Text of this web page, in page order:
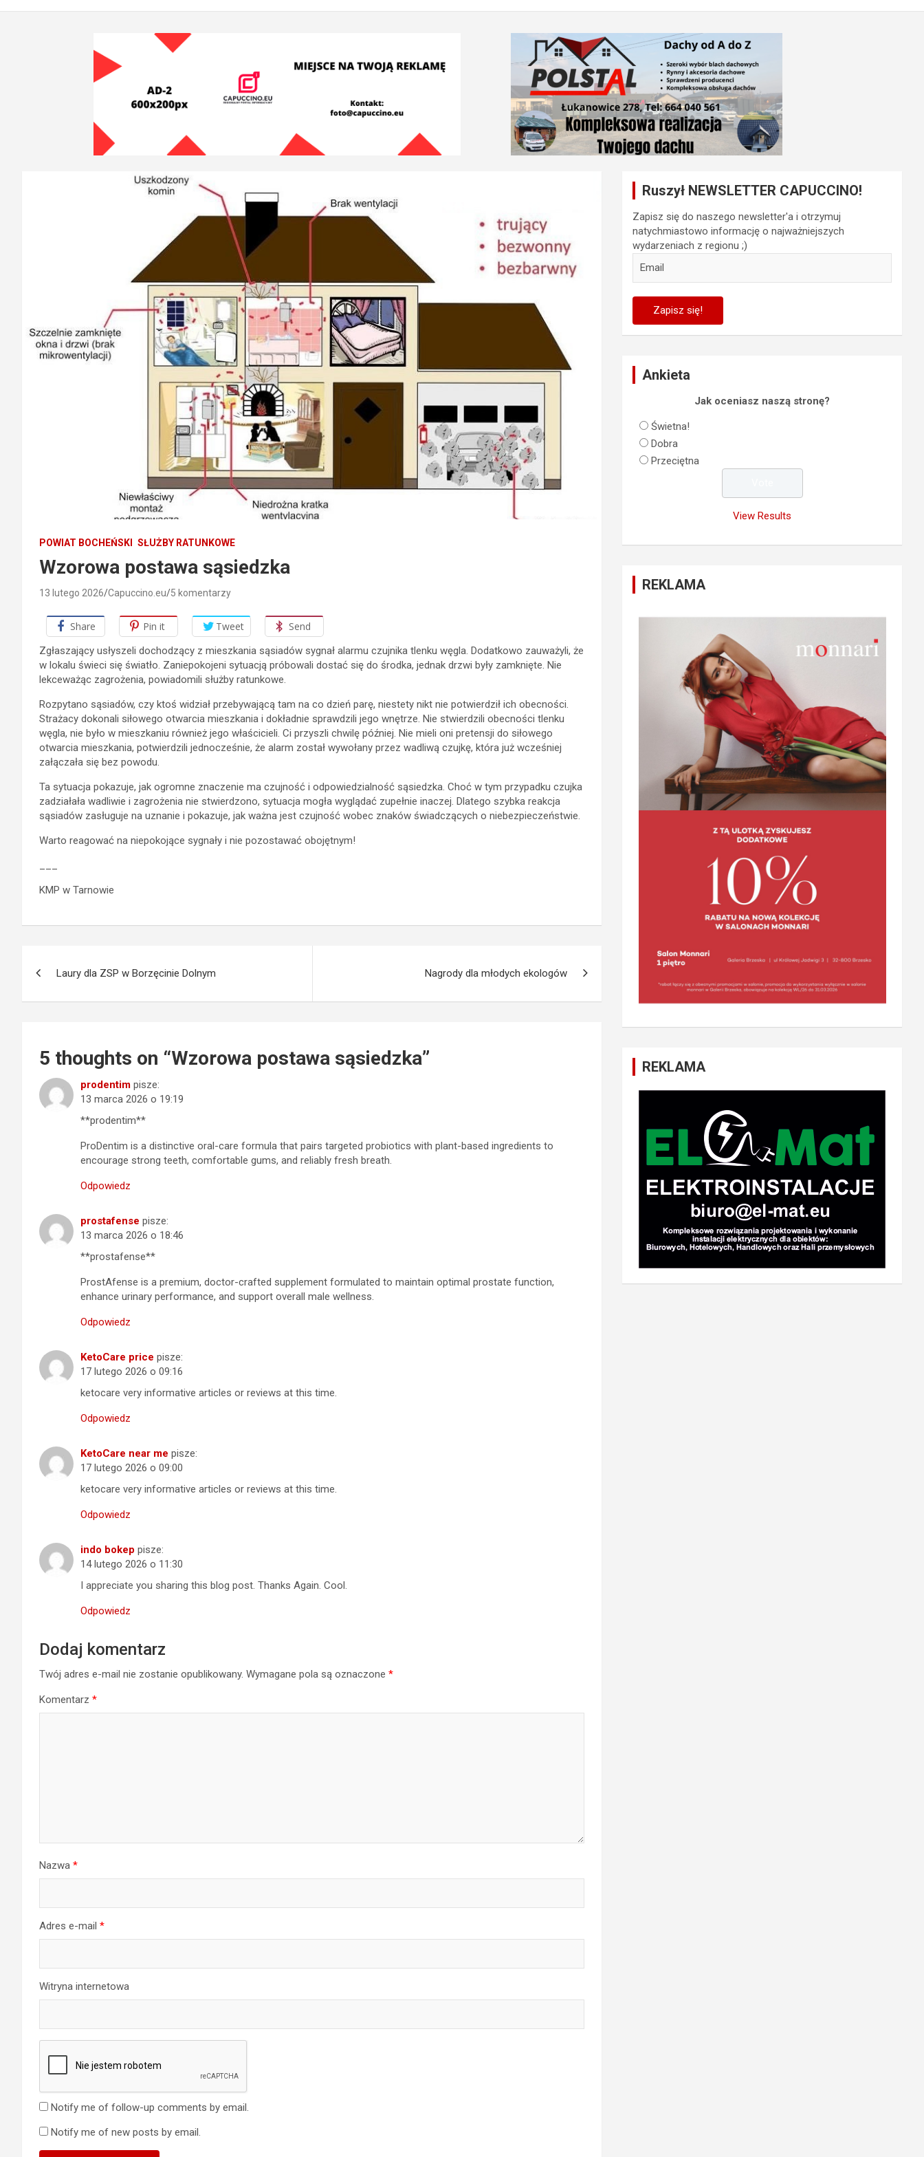
POWIAT BOCHEŃSKI SŁUŻBY RATUNKOWE
Wzorowa postawa sąsiedzka
13 lutego 2026 Capuccino.eu 5 komentarzy
Share Pin it Tweet Send
Zgłaszający usłyszeli dochodzący z mieszkania sąsiadów sygnał alarmu czujnika tlenku węgla. Dodatkowo zauważyli, że
w lokalu świeci się światło. Zaniepokojeni sytuacją próbowali dostać się do środka, jednak drzwi były zamknięte. Nie
lekceważąc zagrożenia, powiadomili służby ratunkowe.
Rozpytano sąsiadów, czy ktoś widział przebywającą tam na co dzień parę, niestety nikt nie potwierdził ich obecności.
Strażacy dokonali siłowego otwarcia mieszkania i dokładnie sprawdzili jego wnętrze. Nie stwierdzili obecności tlenku
węgla, nie było w mieszkaniu również jego właścicieli. Ci przyszli chwilę później. Nie mieli oni pretensji do siłowego
otwarcia mieszkania, potwierdzili jednocześnie, że alarm został wywołany przez wadliwą czujkę, która już wcześniej
załączała się bez powodu.
Ta sytuacja pokazuje, jak ogromne znaczenie ma czujność i odpowiedzialność sąsiedzka. Choć w tym przypadku czujka
zadziałała wadliwie i zagrożenia nie stwierdzono, sytuacja mogła wyglądać zupełnie inaczej. Dlatego szybka reakcja
sąsiadów zasługuje na uznanie i pokazuje, jak ważna jest czujność wobec znaków świadczących o niebezpieczeństwie.
Warto reagować na niepokojące sygnały i nie pozostawać obojętnym!
KMP w Tarnowie
wpisu
Laury dla ZSP w Borzęcinie Dolnym Nagrody dla młodych ekologów
5 thoughts on “Wzorowa postawa sąsiedzka”
prodentim pisze:
13 marca 2026 o 19:19
**prodentim**
ProDentim is a distinctive oral-care formula that pairs targeted probiotics with plant-based ingredients to
encourage strong teeth, comfortable gums, and reliably fresh breath.
Odpowiedz
prostafense pisze:
13 marca 2026 o 18:46
**prostafense**
ProstAfense is a premium, doctor-crafted supplement formulated to maintain optimal prostate function,
enhance urinary performance, and support overall male wellness.
Odpowiedz
KetoCare price pisze:
17 lutego 2026 o 09:16
ketocare very informative articles or reviews at this time.
Odpowiedz
KetoCare near me pisze:
17 lutego 2026 o 09:00
ketocare very informative articles or reviews at this time.
Odpowiedz
indo bokep pisze:
14 lutego 2026 o 11:30
I appreciate you sharing this blog post. Thanks Again. Cool.
Odpowiedz
Dodaj komentarz
Twój adres e-mail nie zostanie opublikowany. Wymagane pola są oznaczone *
Komentarz *
Nazwa *
Adres e-mail *
Witryna internetowa
Notify me of follow-up comments by email.
Notify me of new posts by email.
Ruszył NEWSLETTER CAPUCCINO!
Zapisz się do naszego newsletter'a i otrzymuj
natychmiastowo informację o najważniejszych
wydarzeniach z regionu ;)
Ankieta
Jak oceniasz naszą stronę?
Świetna!
Dobra
Przeciętna
View Results
REKLAMA
REKLAMA